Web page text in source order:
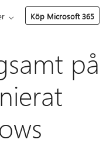
Köp Microsoft 365
på